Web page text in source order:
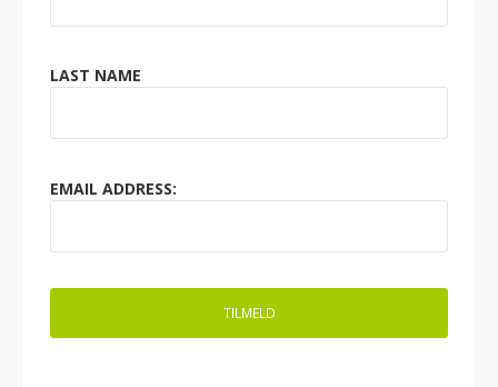
LAST NAME
EMAIL ADDRESS: